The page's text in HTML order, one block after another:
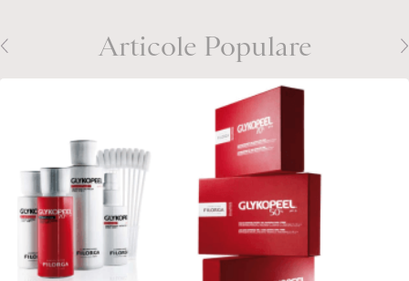
Articole Populare